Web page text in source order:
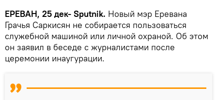
ЕРЕВАН, 25 дек- Sputnik. Новый мэр Еревана
Грачья Саркисян не собирается пользоваться
служебной машиной или личной охраной. Об этом
он заявил в беседе с журналистами после
церемонии инаугурации.